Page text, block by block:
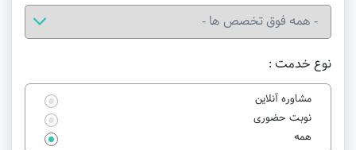
نوع خدمت :
مشاوره آنلاین
نوبت حضوری
همه